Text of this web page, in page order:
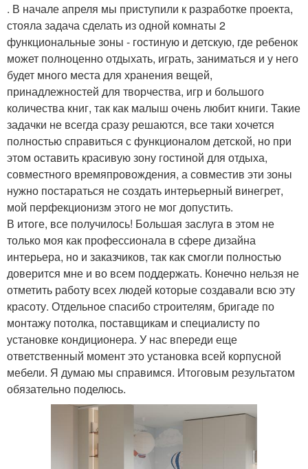
. В начале апреля мы приступили к разработке проекта,
стояла задача сделать из одной комнаты 2
функциональные зоны - гостиную и детскую, где ребенок
может полноценно отдыхать, играть, заниматься и у него
будет много места для хранения вещей,
принадлежностей для творчества, игр и большого
количества книг, так как малыш очень любит книги. Такие
задачки не всегда сразу решаются, все таки хочется
полностью справиться с функционалом детской, но при
этом оставить красивую зону гостиной для отдыха,
совместного времяпровождения, а совместив эти зоны
нужно постараться не создать интерьерный винегрет,
мой перфекционизм этого не мог допустить.
В итоге, все получилось! Большая заслуга в этом не
только моя как профессионала в сфере дизайна
интерьера, но и заказчиков, так как смогли полностью
доверится мне и во всем поддержать. Конечно нельзя не
отметить работу всех людей которые создавали всю эту
красоту. Отдельное спасибо строителям, бригаде по
монтажу потолка, поставщикам и специалисту по
установке кондиционера. У нас впереди еще
ответственный момент это установка всей корпусной
мебели. Я думаю мы справимся. Итоговым результатом
обязательно поделюсь.